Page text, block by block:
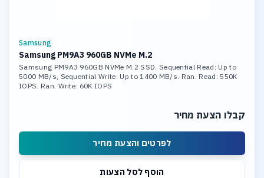
Samsung
Samsung PM9A3 960GB NVMe M.2
Samsung PM9A3 960GB NVMe M.2 SSD. Sequential Read: Up to
5000 MB/s, Sequential Write: Up to 1400 MB/s. Ran. Read: 550K
IOPS. Ran. Write: 60K IOPS
קבלו הצעת מחיר
לפרטים והצעת מחיר
הוסף לסל הצעות